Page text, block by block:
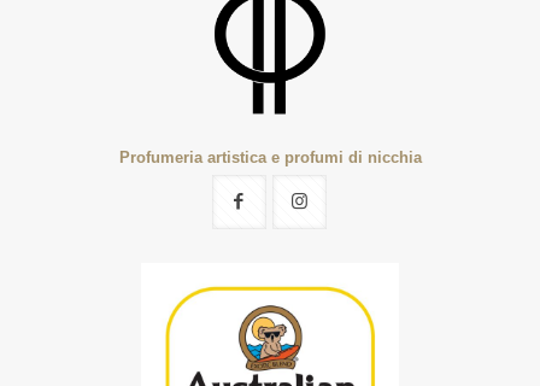
Profumeria artistica e profumi di nicchia